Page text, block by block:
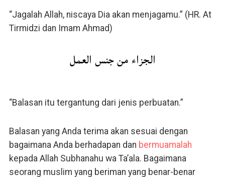
“Jagalah Allah, niscaya Dia akan menjagamu.” (HR. At
Tirmidzi dan Imam Ahmad)
الجزاء من جنس العمل
“Balasan itu tergantung dari jenis perbuatan.”
Balasan yang Anda terima akan sesuai dengan
bagaimana Anda berhadapan dan bermuamalah
kepada Allah Subhanahu wa Ta’ala. Bagaimana
seorang muslim yang beriman yang benar-benar